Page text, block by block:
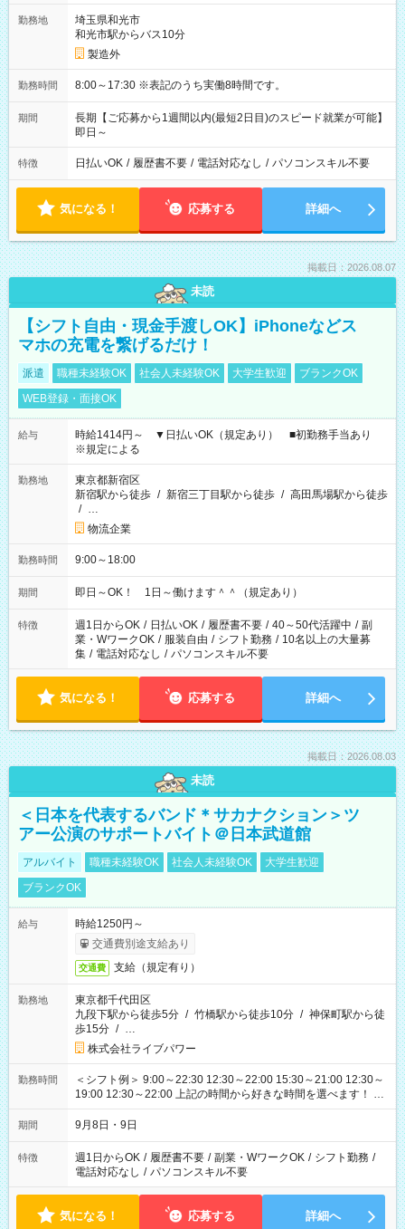
勤務地
埼玉県和光市
和光市駅からバス10分
製造外
勤務時間 8:00～17:30 ※表記のうち実働8時間です。
期間
長期【ご応募から1週間以内(最短2日目)のスピード就業が可能】
即日～
特徴 日払いOK / 履歴書不要 / 電話対応なし / パソコンスキル不要
気になる！ 応募する 詳細へ
掲載日：2026.08.07
未読
【シフト自由・現金手渡しOK】iPhoneなどス
マホの充電を繋げるだけ！
派遣 職種未経験OK 社会人未経験OK 大学生歓迎
ブランクOK
WEB登録・面接OK
給与
時給1414円～ ▼日払いOK（規定あり） ■初勤務手当あり
※規定による
勤務地
東京都新宿区
新宿駅から徒歩 / 新宿三丁目駅から徒歩 / 高田馬場駅から徒歩
/ …
物流企業
勤務時間 9:00～18:00
期間 即日～OK！ 1日～働けます＾＾（規定あり）
特徴 週1日からOK / 日払いOK / 履歴書不要 / 40～50代活躍中 / 副
業・WワークOK / 服装自由 / シフト勤務 / 10名以上の大量募
集 / 電話対応なし / パソコンスキル不要
気になる！ 応募する 詳細へ
掲載日：2026.08.03
未読
＜日本を代表するバンド＊サカナクション＞ツ
アー公演のサポートバイト＠日本武道館
アルバイト 職種未経験OK 社会人未経験OK
大学生歓迎
ブランクOK
給与
時給1250円～
交通費別途支給あり
交通費 支給（規定有り）
勤務地
東京都千代田区
九段下駅から徒歩5分 / 竹橋駅から徒歩10分 / 神保町駅から徒
歩15分 / …
株式会社ライブパワー
勤務時間
＜シフト例＞ 9:00～22:30 12:30～22:00 15:30～21:00 12:30～
19:00 12:30～22:00 上記の時間から好きな時間を選べます！ ※
時間は変更となる可能性があります
期間 9月8日・9日
特徴 週1日からOK / 履歴書不要 / 副業・WワークOK / シフト勤務 /
電話対応なし / パソコンスキル不要
気になる！ 応募する 詳細へ